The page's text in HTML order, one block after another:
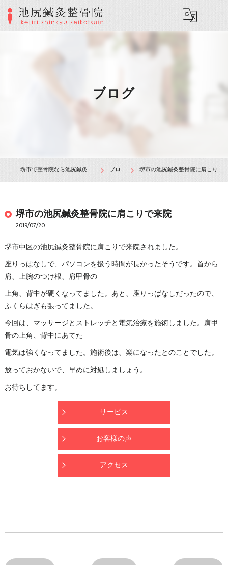
ブログ
堺市で整骨院なら池尻鍼灸整骨院 ブログ 堺市の池尻鍼灸整骨院に肩こりで来院
堺市の池尻鍼灸整骨院に肩こりで来院
2019/07/20
堺市中区の池尻鍼灸整骨院に肩こりで来院されました。
座りっぱなしで、パソコンを扱う時間が長かったそうです。首から
肩、上腕のつけ根、肩甲骨の
上角、背中が硬くなってました。あと、座りっぱなしだったので、
ふくらはぎも張ってました。
今回は、マッサージとストレッチと電気治療を施術しました。肩甲
骨の上角、背中にあてた
電気は強くなってました。施術後は、楽になったとのことでした。
放っておかないで、早めに対処しましょう。
お待ちしてます。
サービス
お客様の声
アクセス